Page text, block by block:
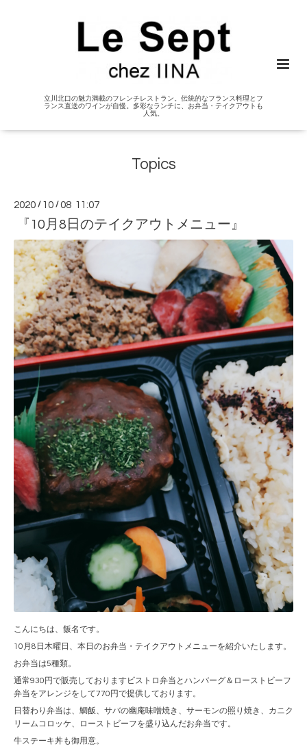
立川北口の魅力満載のフレンチレストラン。伝統的なフランス料理とフ
ランス直送のワインが自慢。多彩なランチに、お弁当・テイクアウトも
人気。
Topics
2020 / 10 /08 11:07
『10月8日のテイクアウトメニュー』
こんにちは、飯名です。
10月8日木曜日、本日のお弁当・テイクアウトメニューを紹介いたします。
お弁当は5種類。
通常930円で販売しておりますビストロ弁当とハンバーグ＆ローストビーフ
弁当をアレンジをして770円で提供しております。
日替わり弁当は、鯛飯、サバの幽庵味噌焼き、サーモンの照り焼き、カニク
リームコロッケ、ローストビーフを盛り込んだお弁当です。
牛ステーキ丼も御用意。